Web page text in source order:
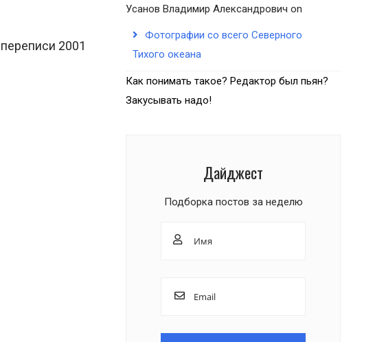
Усанов Владимир Александрович on
Фотографии со всего Северного
Тихого океана
Как понимать такое? Редактор был пьян?
Закусывать надо!
Дайджест
Подборка постов за неделю
2001